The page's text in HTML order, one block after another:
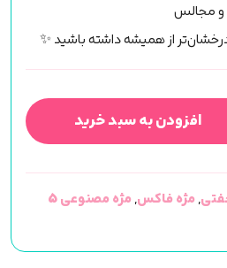
و مجالس
افزودن به سبد خرید
,مژه فاکس,
مژه مصنوعی 5